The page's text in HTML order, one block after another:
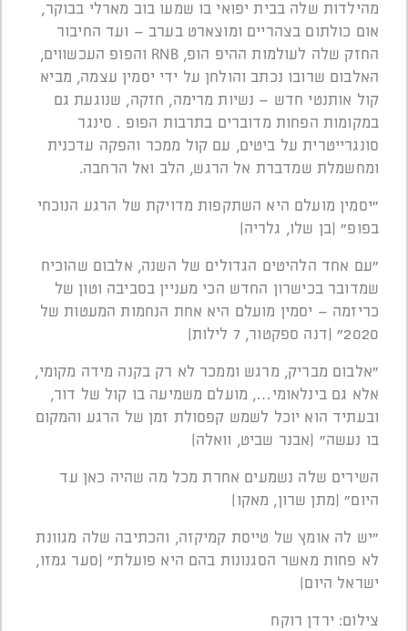
מהילדות שלה בבית יפואי בו שמעו בוב מארלי בבוקר,
אום כולתום בצהריים ומוצארט בערב – ועד החיבור
החזק שלה לעולמות ההיפ הופ, RNB והפופ העכשווים,
האלבום שרובו נכתב והולחן על ידי יסמין עצמה, מביא
קול אותנטי חדש – נשיות מרימה, חזקה, שנוגעת גם
במקומות הפחות מדוברים בתרבות הפופ . סינגר
סונגרייטרית על ביטים, עם קול ממכר והפקה עדכנית
ומחשמלת שמדברת אל הרגש, הלב ואל הרחבה.
"יסמין מועלם היא השתקפות מדויקת של הרגע הנוכחי
בפופ" (בן שלו, גלריה)
"עם אחד הלהיטים הגדולים של השנה, אלבום שהוכיח
שמדובר בכישרון החדש הכי מעניין בסביבה וטון של
כריזמה – יסמין מועלם היא אחת הנחמות המעטות של
2020" (דנה ספקטור, 7 לילות)
"אלבום מבריק, מרגש וממכר לא רק בקנה מידה מקומי,
אלא גם בינלאומי…, מועלם משמיעה בו קול של דור,
ובעתיד הוא יוכל לשמש קפסולת זמן של הרגע והמקום
בו נעשה" (אבנר שביט, וואלה)
השירים שלה נשמעים אחרת מכל מה שהיה כאן עד
היום" (מתן שרון, מאקו)
"יש לה אומץ של טייסת קמיקזה, והכתיבה שלה מגוונת
לא פחות מאשר הסגנונות בהם היא פועלת" (סער גמזו,
ישראל היום)
צילום: ירדן רוקח